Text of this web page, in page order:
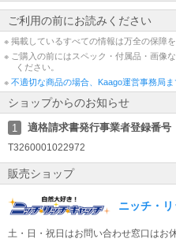
「新形状」プロテクタ
■仕様
【ハンドル部形状】ループハンドル
【草刈刃】Φ230mm
【刈込み方式】DCホワイト チップソ
【回転数】
通常モード：2,000~6,500min-1(回
らくロング ドライブモード：
【電源】直流18V
【1充電連続運転時間(金属刃/無負荷時
最高回転数：6.0Ah/約40分
【本機寸法】長さ1845×幅280×高さ
ご利用の前にお読みください
※ 掲載しているすべての情報は万全の保障を
※ ご購入の前にはスペック・付属品・画像
ください。
※ 不適切な商品の場合、Kaago運営事務局
ショップからのお知らせ
1 適格請求書発行事業者登録番号
T3260001022972
販売ショップ
ニッチ・
土・日・祝日はお問い合わせ窓口はお